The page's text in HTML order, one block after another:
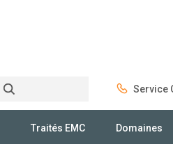
Service
Traités EMC Domaines